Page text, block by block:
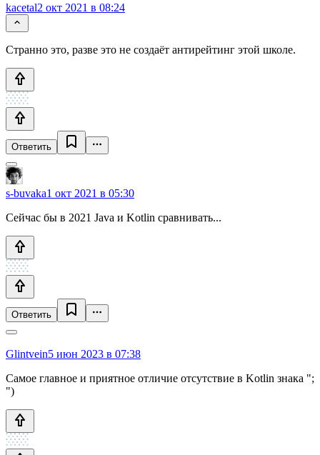
kacetal2 окт 2021 в 08:24
Странно это, разве это не создаёт антирейтинг этой школе.
Ответить
s-buvaka1 окт 2021 в 05:30
Сейчас бы в 2021 Java и Kotlin сравнивать...
Ответить
Glintvein5 июн 2023 в 07:38
Самое главное и приятное отличие отсутствие в Kotlin знака ";
")